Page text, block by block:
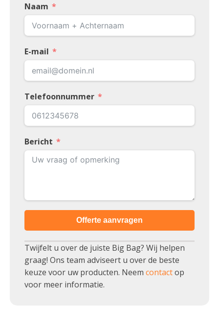
Naam
E-mail
Telefoonnummer
Bericht
Offerte aanvragen
Twijfelt u over de juiste Big Bag? Wij helpen
graag! Ons team adviseert u over de beste
keuze voor uw producten. Neem contactop
voor meer informatie.